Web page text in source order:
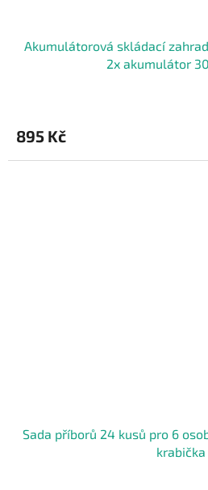
Akumulátorová skládací
2x akumulátor
895 Kč
Sada příborů 24 kusů pro 6
krabička